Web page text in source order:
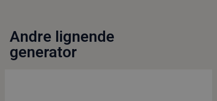
Andre lignende
generator